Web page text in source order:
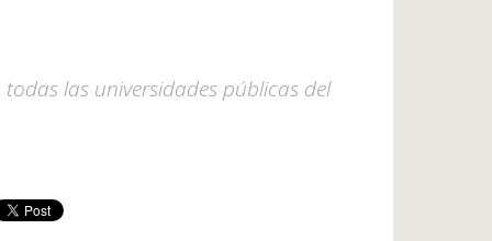
las universidades públicas del